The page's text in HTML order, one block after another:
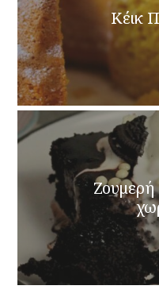
Κέικ
Ζουμερή